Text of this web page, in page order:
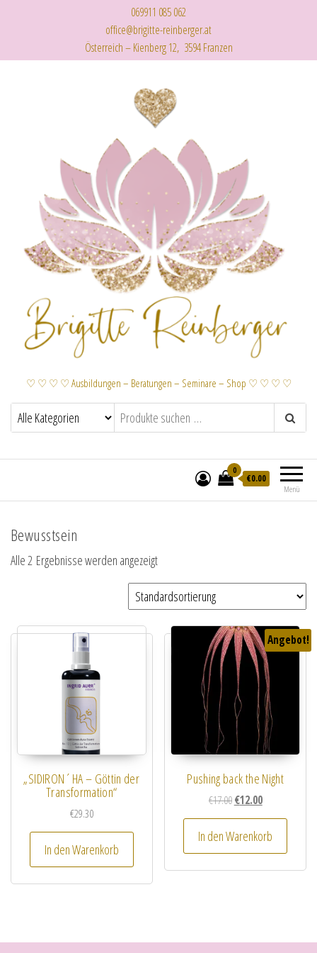
069911 085 062
office@brigitte-reinberger.at
Österreich – Kienberg 12, 3594 Franzen
♡ ♡ ♡ ♡ Ausbildungen – Beratungen – Seminare – Shop ♡ ♡ ♡ ♡
Menü
0
€0.00
Bewusstsein
Alle 2 Ergebnisse werden angezeigt
„SIDIRON´HA – Göttin der
Transformation“
€29.30
In den Warenkorb
Angebot!
Pushing back the Night
€17.00 Ursprünglicher Preis
€12.00Aktueller Preis
In den Warenkorb